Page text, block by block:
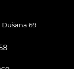
Dušana 69